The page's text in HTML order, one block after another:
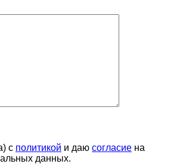
с политикой и даю согласие на
данных.